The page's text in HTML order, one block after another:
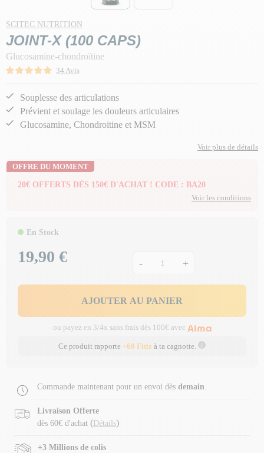
SCITEC NUTRITION
JOINT-X (100 CAPS)
Glucosamine-chondroïtine
34 Avis
Souplesse des articulations
Prévient et soulage les douleurs articulaires
Glucosamine, Chondroitine et MSM
Voir plus de détails
OFFRE DU MOMENT
20€ OFFERTS DÈS 150€ D'ACHAT ! CODE : BA20
Voir les conditions
En Stock
Prix
19,90 € - +
AJOUTER AU PANIER
ou payez en 3/4x sans frais dès 100€ avec
Ce produit rapporte +60 Fitiz à ta cagnotte.
Commande maintenant pour un envoi dès demain.
Livraison Offerte
dès 60€ d'achat ( Détails)
+3 Millions de colis